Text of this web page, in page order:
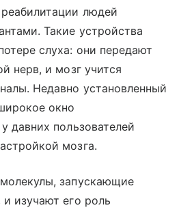
людей
Такие устройства
слуха: они передают
нерв, и мозг учится
Недавно установленный
окно
давних пользователей
мозга.
запускающие
изучают его роль